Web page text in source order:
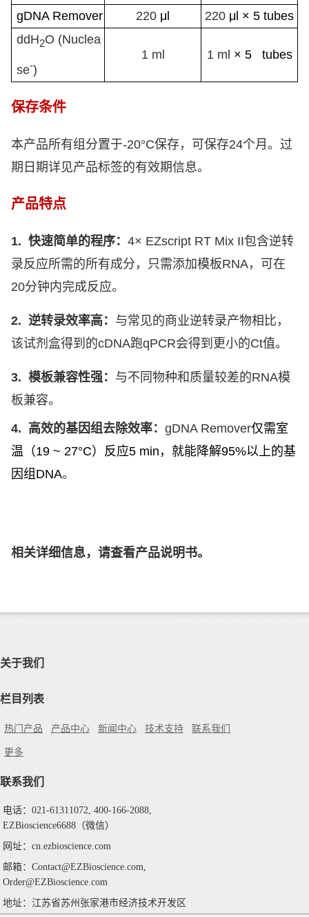
gDNA Remover 220 μl 220 μl × 5 tubes
ddH2O (Nuclea
se-)
1 ml 1 ml × 5 tubes
保存条件
本产品所有组分置于-20°C保存，可保存24个月。过
期日期详见产品标签的有效期信息。
产品特点
1. 快速简单的程序： 4× EZscript RT Mix II包含逆转
录反应所需的所有成分，只需添加模板RNA，可在
20分钟内完成反应。
2. 逆转录效率高： 与常见的商业逆转录产物相比，
该试剂盒得到的cDNA跑qPCR会得到更小的Ct值。
3. 模板兼容性强： 与不同物种和质量较差的RNA模
板兼容。
4. 高效的基因组去除效率： gDNA Remover仅需室
温（19 ~ 27°C）反应5 min ，就能降解95%以上的基
因组 DNA。
相关详细信息，请查看产品说明书。
关于我们
栏目列表
热门产品 产品中心 新闻中心 技术支持 联系我们
更多
联系我们
电话：021-61311072, 400-166-2088,
EZBioscience6688（微信）
网址：cn.ezbioscience.com
邮箱：Contact@EZBioscience.com,
Order@EZBioscience.com
地址：江苏省苏州张家港市经济技术开发区